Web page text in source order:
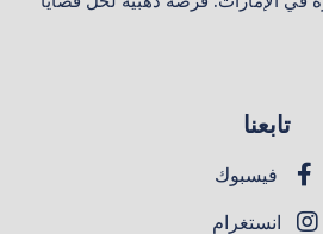
تابعنا
فيسبوك
انستغرام